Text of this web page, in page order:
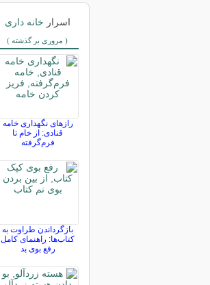
اسرار خانه داری
( مروری بر گذشته )
رازهای نگهداری خامه
قنادی: از خام تا
فرم‌گرفته
بازگرداندن طراوت به
کتاب‌ها: راهنمای کامل
رفع بوی بد